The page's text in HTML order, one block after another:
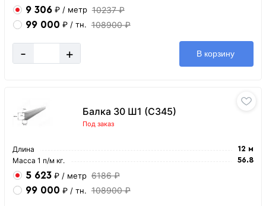
9 306 ₽ / метр 10237 ₽
99 000 ₽ / тн. 108900 ₽
- + В корзину
Балка 30 Ш1 (С345)
Под заказ
Длина 12 м
Масса 1 п/м кг. 56.8
5 623 ₽ / метр 6186 ₽
99 000 ₽ / тн. 108900 ₽